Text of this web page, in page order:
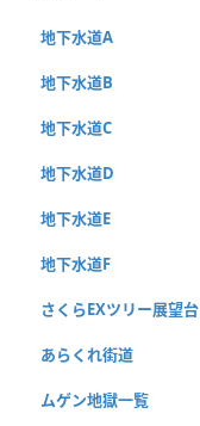
地下水道A
地下水道B
地下水道C
地下水道D
地下水道E
地下水道F
さくらEXツリー展望台
あらくれ街道
ムゲン地獄一覧